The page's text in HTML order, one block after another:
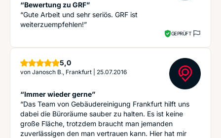
“Bewertung zu GRF”
“Gute Arbeit und sehr seriös. GRF ist
weiterzuempfehlen!”
GEPRÜFT
5,0Sterne
von Janosch B., Frankfurt 25.07.2016
“Immer wieder gerne”
“Das Team von Gebäudereinigung Frankfurt hilft uns
dabei die Büroräume sauber zu halten. Es ist keine
große Fläche, trotzdem braucht man jemanden
zuverlässigen den man vertrauen kann. Hier hat mir